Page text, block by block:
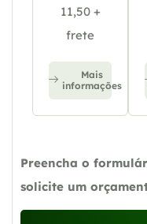
11,50 +
frete
Mais
informações
Preencha o
solicite um